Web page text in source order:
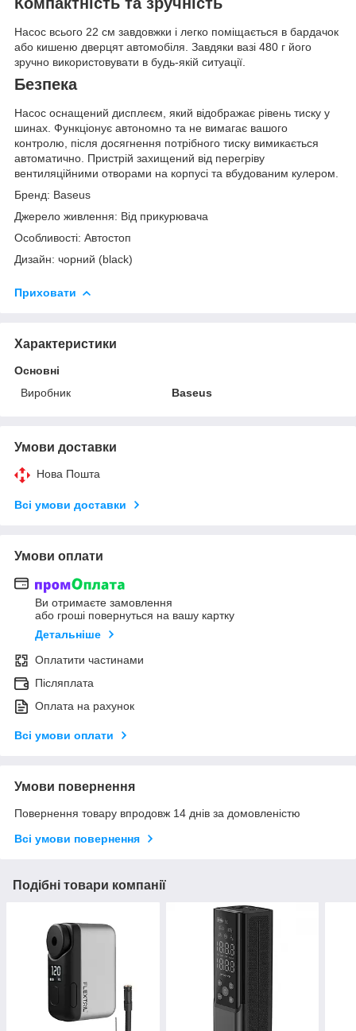
Компактність та зручність
Насос всього 22 см завдовжки і легко поміщається в бардачок
або кишеню дверцят автомобіля. Завдяки вазі 480 г його
зручно використовувати в будь-якій ситуації.
Безпека
Насос оснащений дисплеєм, який відображає рівень тиску у
шинах. Функціонує автономно та не вимагає вашого
контролю, після досягнення потрібного тиску вимикається
автоматично. Пристрій захищений від перегріву
вентиляційними отворами на корпусі та вбудованим кулером.
Бренд: Baseus
Джерело живлення: Від прикурювача
Особливості: Автостоп
Дизайн: чорний (black)
Приховати
Характеристики
Основні
Виробник
Baseus
Умови доставки
Нова Пошта
Всі умови доставки
Умови оплати
Ви отримаєте замовлення
або гроші повернуться на вашу картку
Детальніше
Оплатити частинами
Післяплата
Оплата на рахунок
Всі умови оплати
Умови повернення
Повернення товару впродовж 14 днів за домовленістю
Всі умови повернення
Подібні товари компанії